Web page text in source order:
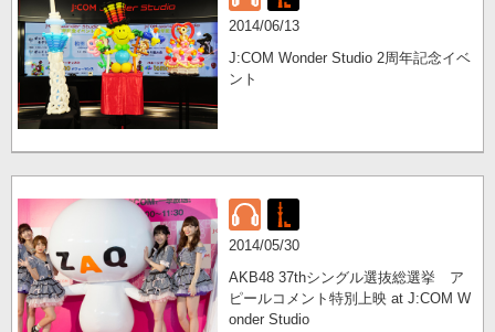
2014/06/13
J:COM Wonder Studio 2周年記念イベ
ント
2014/05/30
AKB48 37thシングル選抜総選挙 ア
ピールコメント特別上映 at J:COM W
onder Studio